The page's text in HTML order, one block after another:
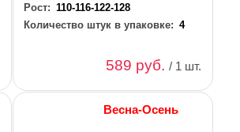
Рост: 110-116-122-128
Количество штук в упаковке: 4
589 руб./ 1 шт.
Весна-Осень